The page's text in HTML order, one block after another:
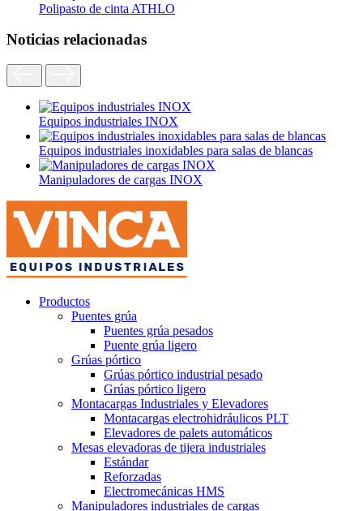
Polipasto de cinta ATHLO
Noticias relacionadas
Equipos industriales INOX
Equipos industriales inoxidables para salas de blancas
Manipuladores de cargas INOX
Productos
Puentes grúa
Puentes grúa pesados
Puente grúa ligero
Grúas pórtico
Grúas pórtico industrial pesado
Grúas pórtico ligero
Montacargas Industriales y Elevadores
Montacargas electrohidráulicos PLT
Elevadores de palets automáticos
Mesas elevadoras de tijera industriales
Estándar
Reforzadas
Electromecánicas HMS
Manipuladores industriales de cargas